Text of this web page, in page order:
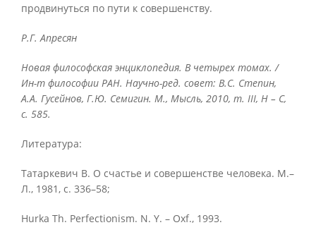
продвинуться по пути к совершенству.
Р.Г. Апресян
Новая философская энциклопедия. В четырех томах. /
Ин-т философии РАН. Научно-ред. совет: В.С. Степин,
А.А. Гусейнов, Г.Ю. Семигин. М., Мысль, 2010, т. III, Н – С,
с. 585.
Литература:
Татаркевич В. О счастье и совершенстве человека. М.–
Л., 1981, с. 336–58;
Hurka Th. Perfectionism. N. Y. – Oxf., 1993.